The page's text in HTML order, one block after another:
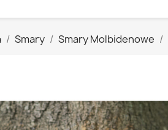
Smary Smary Molbidenowe